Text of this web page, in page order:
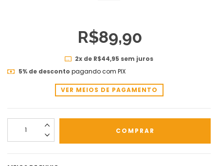
R$89,90
2x de R$44,95 sem juros
5% de desconto pagando com PIX
VER MEIOS DE PAGAMENTO